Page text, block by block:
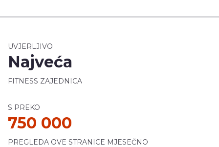
UVJERLJIVO
Najveća
FITNESS ZAJEDNICA
S PREKO
750 000
PREGLEDA OVE STRANICE MJESEČNO